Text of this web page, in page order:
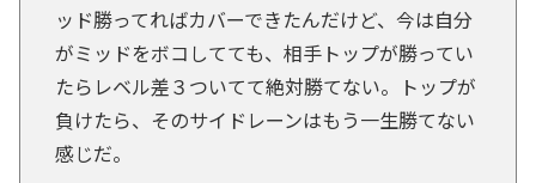
ッド勝ってればカバーできたんだけど、今は自分
がミッドをボコしてても、相手トップが勝ってい
たらレベル差３ついてて絶対勝てない。トップが
負けたら、そのサイドレーンはもう一生勝てない
感じだ。